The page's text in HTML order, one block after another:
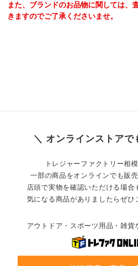
また、ブランドのお品物に関しては、
きますのでご了承くださいませ。
＼ オンラインストアで
トレジャーファクトリー相
一部の商品をオンラインでも販
店頭で実物を確認いただける場合
気になる商品がありましたらぜひ
アウトドア・スポーツ用品・雑貨